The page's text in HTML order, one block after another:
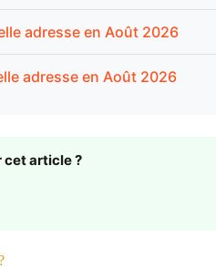
adresse en Août 2026
adresse en Août 2026
cet article ?